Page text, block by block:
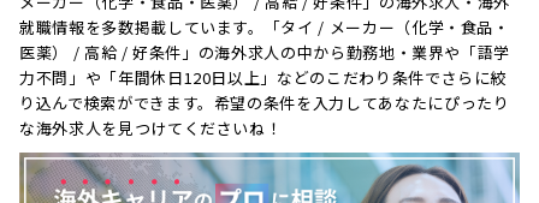
就職情報を多数掲載しています。「タイ / メーカー（化学・食品・
医薬） / 高給 / 好条件」の海外求人の中から勤務地・業界や「語学
力不問」や「年間休日120日以上」などのこだわり条件でさらに絞
り込んで検索ができます。希望の条件を入力してあなたにぴったり
な海外求人を見つけてくださいね！